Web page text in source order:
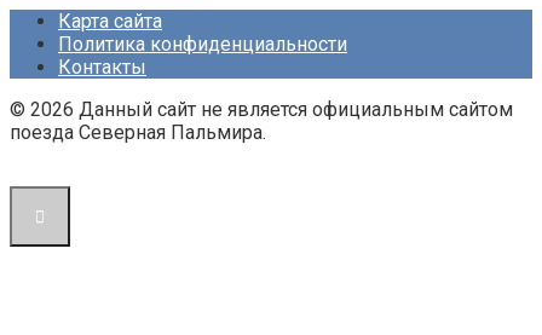
Карта сайта
Политика конфиденциальности
Контакты
© 2026 Данный сайт не является официальным сайтом
поезда Северная Пальмира.